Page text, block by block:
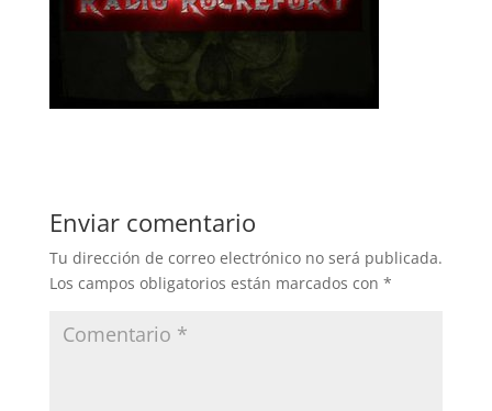
Enviar comentario
Tu dirección de correo electrónico no será publicada.
Los campos obligatorios están marcados con *